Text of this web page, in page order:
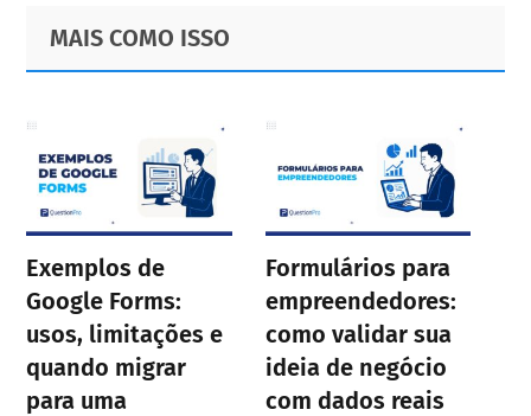
Primary
Sidebar
Footer
MAIS COMO ISSO
Exemplos de
Google Forms:
usos, limitações e
quando migrar
para uma
Formulários para
empreendedores:
como validar sua
ideia de negócio
com dados reais